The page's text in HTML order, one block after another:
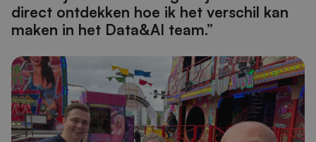
direct ontdekken hoe ik het verschil kan
maken in het Data&AI team.”